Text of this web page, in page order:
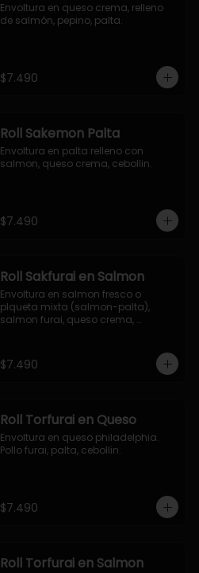
Envoltura en queso crema, relleno
de salmón, pepino, palta.
$7.490
Roll Sakemon Palta
Envoltura en palta relleno con
salmon, queso crema, cebollin.
$7.490
Roll Sakfurai en Salmon
Envoltura en salmon fresco o
plqueta mixta (salmon-palta),
salmon furai, queso crema,
$7.490
Roll Torfurai en Queso
Envoltura en queso philadelphia.
Pollo furai, palta, cebollin.
$7.490
Roll Torfurai en Salmon